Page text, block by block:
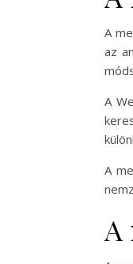
A
az
A
A
A